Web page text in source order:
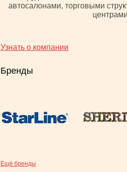
автосалонами, торговыми
Узнать о компании
Бренды
Ещё бренды